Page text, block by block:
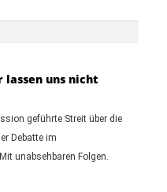
lassen uns nicht
geführte Streit über die
Debatte im
unabsehbaren Folgen.